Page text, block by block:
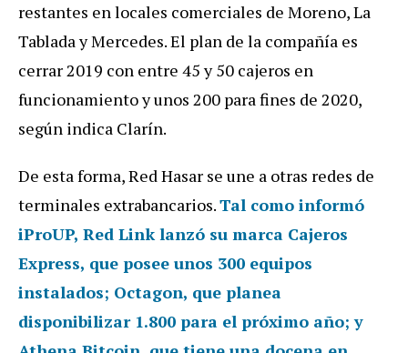
restantes en locales comerciales de Moreno, La
Tablada y Mercedes. El plan de la compañía es
cerrar 2019 con entre 45 y 50 cajeros en
funcionamiento y unos 200 para fines de 2020,
según indica Clarín.
De esta forma, Red Hasar se une a otras redes de
terminales extrabancarios.Tal como informó
iProUP, Red Link lanzó su marca Cajeros
Express, que posee unos 300 equipos
instalados; Octagon, que planea
disponibilizar 1.800 para el próximo año; y